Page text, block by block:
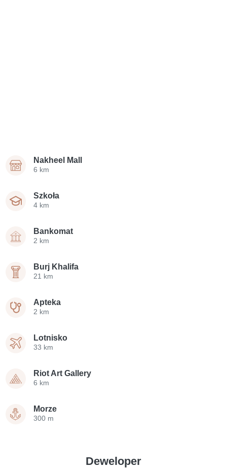
Nakheel Mall
6 km
Szkoła
4 km
Bankomat
2 km
Burj Khalifa
21 km
Apteka
2 km
Lotnisko
33 km
Riot Art Gallery
6 km
Morze
300 m
Deweloper